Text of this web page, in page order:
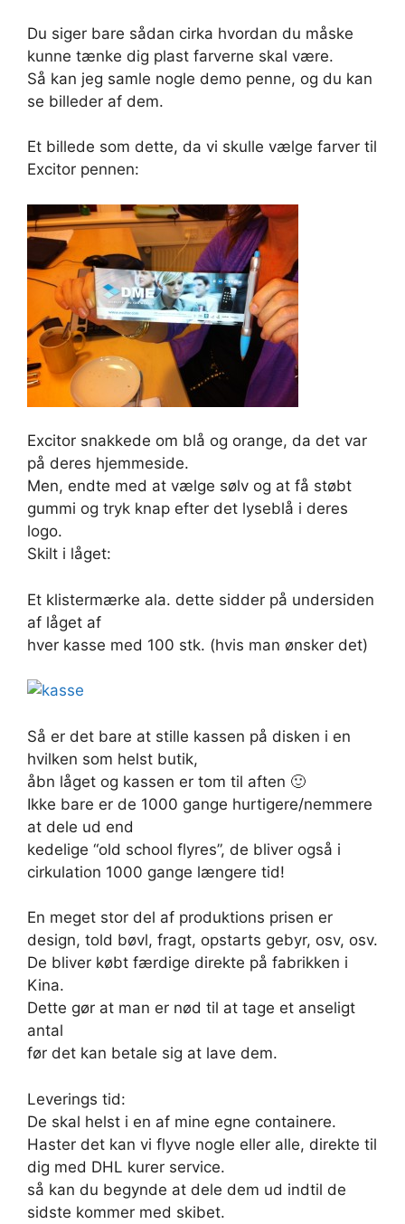
Du siger bare sådan cirka hvordan du måske
kunne tænke dig plast farverne skal være.
Så kan jeg samle nogle demo penne, og du kan
se billeder af dem.
Et billede som dette, da vi skulle vælge farver til
Excitor pennen:
Excitor snakkede om blå og orange, da det var
på deres hjemmeside.
Men, endte med at vælge sølv og at få støbt
gummi og tryk knap efter det lyseblå i deres
logo.
Skilt i låget:
Et klistermærke ala. dette sidder på undersiden
af låget af
hver kasse med 100 stk. (hvis man ønsker det)
Så er det bare at stille kassen på disken i en
hvilken som helst butik,
åbn låget og kassen er tom til aften 🙂
Ikke bare er de 1000 gange hurtigere/nemmere
at dele ud end
kedelige “old school flyres”, de bliver også i
cirkulation 1000 gange længere tid!
En meget stor del af produktions prisen er
design, told bøvl, fragt, opstarts gebyr, osv, osv.
De bliver købt færdige direkte på fabrikken i
Kina.
Dette gør at man er nød til at tage et anseligt
antal
før det kan betale sig at lave dem.
Leverings tid:
De skal helst i en af mine egne containere.
Haster det kan vi flyve nogle eller alle, direkte til
dig med DHL kurer service.
så kan du begynde at dele dem ud indtil de
sidste kommer med skibet.